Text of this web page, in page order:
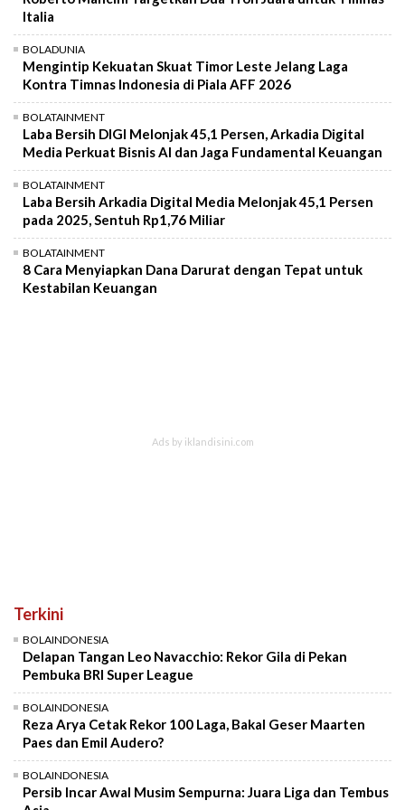
Italia
BOLADUNIA
Mengintip Kekuatan Skuat Timor Leste Jelang Laga
Kontra Timnas Indonesia di Piala AFF 2026
BOLATAINMENT
Laba Bersih DIGI Melonjak 45,1 Persen, Arkadia Digital
Media Perkuat Bisnis AI dan Jaga Fundamental Keuangan
BOLATAINMENT
Laba Bersih Arkadia Digital Media Melonjak 45,1 Persen
pada 2025, Sentuh Rp1,76 Miliar
BOLATAINMENT
8 Cara Menyiapkan Dana Darurat dengan Tepat untuk
Kestabilan Keuangan
Terkini
BOLAINDONESIA
Delapan Tangan Leo Navacchio: Rekor Gila di Pekan
Pembuka BRI Super League
BOLAINDONESIA
Reza Arya Cetak Rekor 100 Laga, Bakal Geser Maarten
Paes dan Emil Audero?
BOLAINDONESIA
Persib Incar Awal Musim Sempurna: Juara Liga dan Tembus